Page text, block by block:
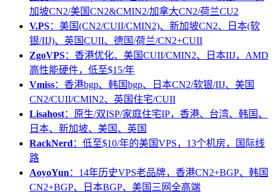
加坡CN2/美国CN2&CMIN2/加拿大CN2/荷兰CU2
V.PS：美国(CN2/CUII/CMIN2)、新加坡CN2、日本(软
银/IIJ)、英国CUII、德国/荷兰/CN2+CUII
ZgoVPS：香港优化、美国CUII/CMIN2、日本IIJ，AMD
高性能硬件，低至$15/年
Vmiss：香港bgp、韩国bgp、日本CN2/软银/IIJ、美国
CN2/CUII/CMIN2、英国住宅/CUII
Lisahost：原生/双ISP/家庭住宅IP，香港、台湾、韩国、
日本、新加坡、美国、英国
RackNerd ：低至$10/年的美国VPS，13个机房，国际线
路
AoyoYun ：14年历史VPS老品牌，香港CN2+BGP、韩国
CN2+BGP、日本BGP、美国三网全高端